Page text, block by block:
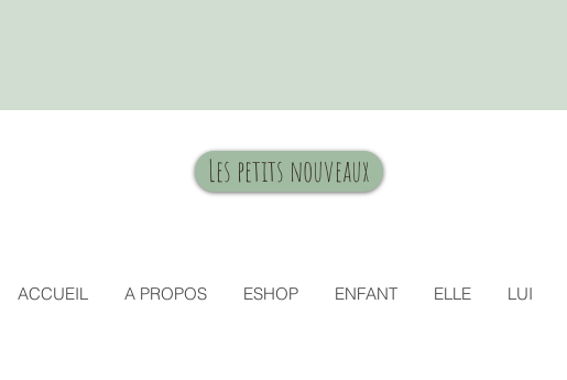
Les petits nouveaux
ACCUEIL A PROPOS ESHOP ENFANT ELLE LUI